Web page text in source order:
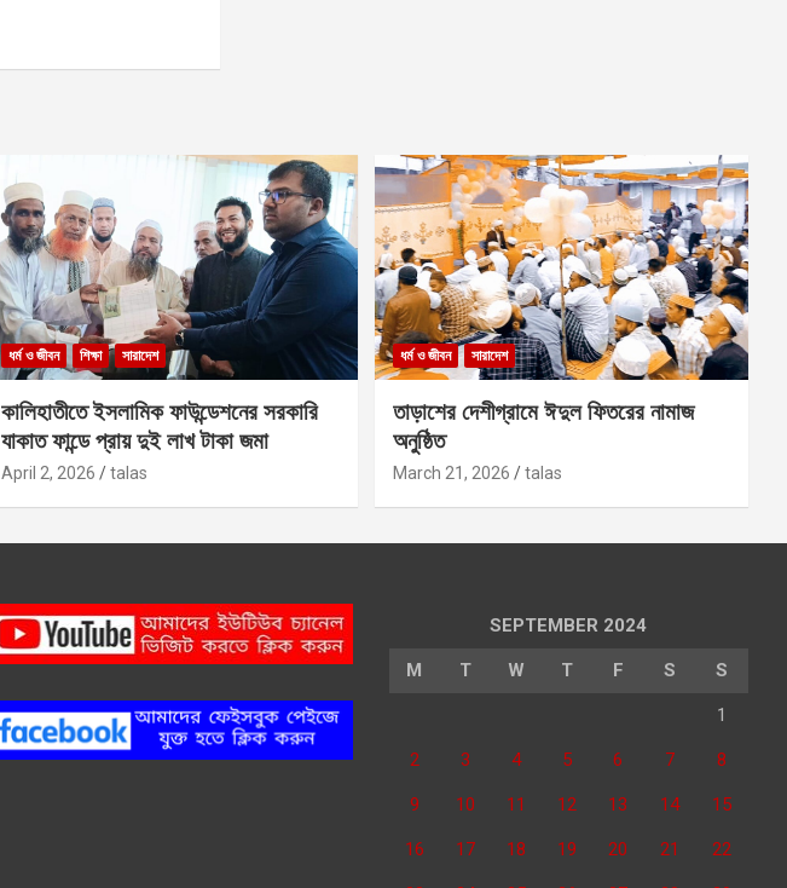
ধর্ম ও জীবন শিক্ষা সারাদেশ
কালিহাতীতে ইসলামিক ফাউন্ডেশনের সরকারি
যাকাত ফান্ডে প্রায় দুই লাখ টাকা জমা
April 2, 2026 talas
ধর্ম ও জীবন সারাদেশ
তাড়াশের দেশীগ্রামে ঈদুল ফিতরের নামাজ
অনুষ্ঠিত
March 21, 2026 talas
SEPTEMBER 2024
M T W T F S S
1
2 3 4 5 6 7 8
9 10 11 12 13 14 15
16 17 18 19 20 21 22